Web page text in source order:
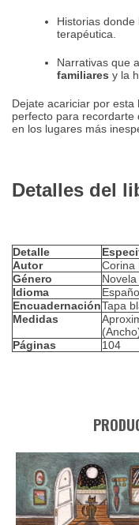
Historias donde
terapéutica.
Narrativas que
familiares y la
Dejate acariciar por
perfecto para recordarte
en los lugares más
Detalles del
Detalle
Autor
Corina
Género
Idioma
EncuadernaciónTapa
Medidas
Páginas
104